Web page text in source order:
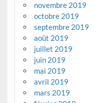
novembre 2019
octobre 2019
septembre 2019
août 2019
juillet 2019
juin 2019
mai 2019
avril 2019
mars 2019